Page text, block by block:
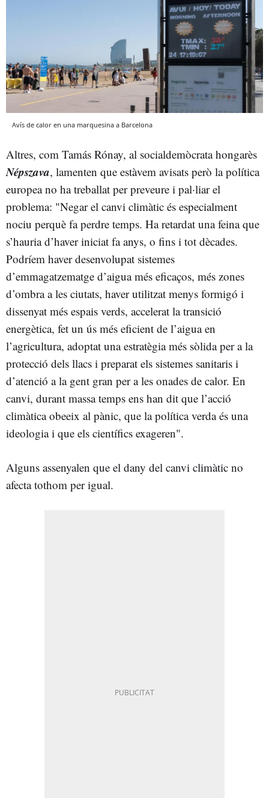
Avís de calor en una marquesina a Barcelona
Altres, com Tamás Rónay, al socialdemòcrata hongarès
Népszava, lamenten que estàvem avisats però la política
europea no ha treballat per preveure i pal·liar el
problema: "Negar el canvi climàtic és especialment
nociu perquè fa perdre temps. Ha retardat una feina que
s’hauria d’haver iniciat fa anys, o fins i tot dècades.
Podríem haver desenvolupat sistemes
d’emmagatzematge d’aigua més eficaços, més zones
d’ombra a les ciutats, haver utilitzat menys formigó i
dissenyat més espais verds, accelerat la transició
energètica, fet un ús més eficient de l’aigua en
l’agricultura, adoptat una estratègia més sòlida per a la
protecció dels llacs i preparat els sistemes sanitaris i
d’atenció a la gent gran per a les onades de calor. En
canvi, durant massa temps ens han dit que l’acció
climàtica obeeix al pànic, que la política verda és una
ideologia i que els científics exageren".
Alguns assenyalen que el dany del canvi climàtic no
afecta tothom per igual.